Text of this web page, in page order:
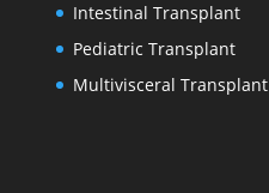
Intestinal Transplant
Pediatric Transplant
Multivisceral Transplant